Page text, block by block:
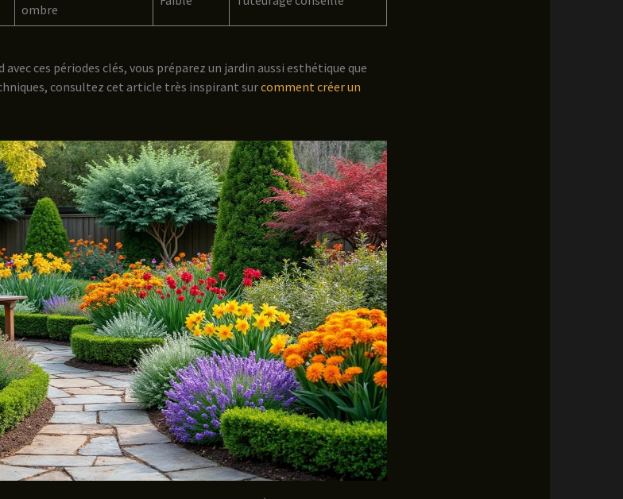
ombre
ces périodes clés, vous préparez un jardin aussi esthétique que
consultez cet article très inspirant surcomment créer un